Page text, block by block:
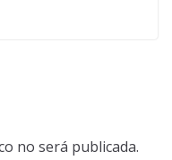
no será publicada.